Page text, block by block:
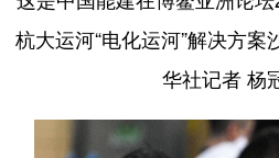
杭大运河“电化运河”解决方
华社记者 杨